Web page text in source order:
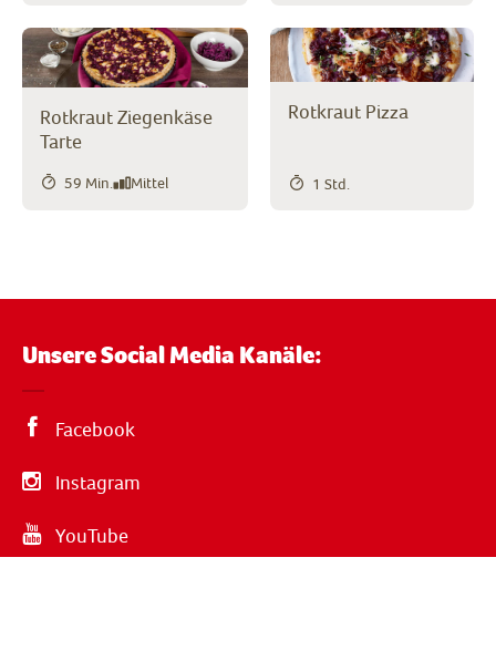
Rotkraut Ziegenkäse
Tarte
59 Min. Mittel
Rotkraut Pizza
1 Std.
Unsere Social Media Kanäle:
Facebook
Instagram
YouTube